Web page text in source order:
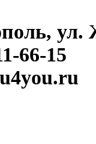
ул.
66-15